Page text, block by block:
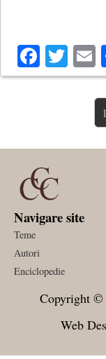
1
Navigare site
Teme
Autori
Enciclopedie
Copyright ©
Web